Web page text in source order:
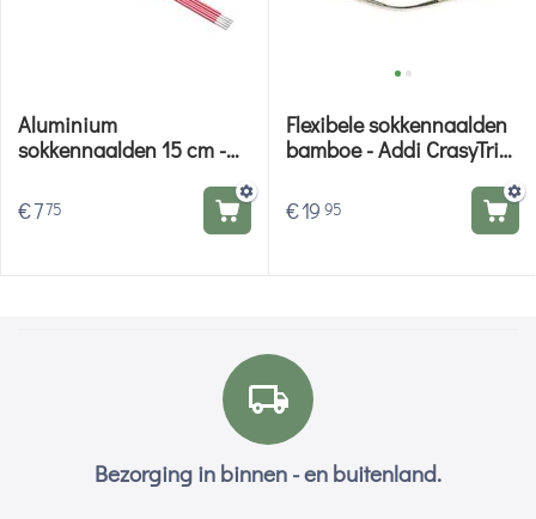
Aluminium
sokkennaalden 15 cm -
€775
Flexibele sokkennaalden
bamboe - Addi CrasyTrio
€19 95
Bezorging in binnen - en buitenland.